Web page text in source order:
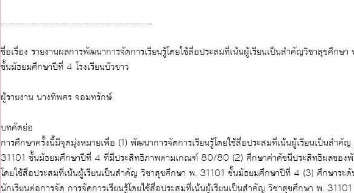
...................................................................................
ชื่อเรื่อง รายงานผลการพัฒนาการจัดการเรียนรู้โดยใช้สื่อประสมที่เน้นผู้เรียนเป็นสำคัญวิชาสุขศึกษา พ.31101 ของนักเรียน
ชั้นมัธยมศึกษาปีที่ 4 โรงเรียนบัวขาว
ผู้รายงาน นางทิพศร จอมทรักษ์
บทคัดย่อ
การศึกษาครั้งนี้มีจุดมุ่งหมายเพื่อ (1) พัฒนาการจัดการเรียนรู้โดยใช้สื่อประสมที่เน้นผู้เรียนเป็นสำคัญ วิชาสุขศึกษา พ.
31101 ชั้นมัธยมศึกษาปีที่ 4 ที่มีประสิทธิภาพตามเกณฑ์ 80/80 (2) ศึกษาค่าดัชนีประสิทธิผลของพัฒนาการจัดการเรียนรู้
โดยใช้สื่อประสมที่เน้นผู้เรียนเป็นสำคัญ วิชาสุขศึกษา พ. 31101 ชั้นมัธยมศึกษาปีที่ 4 (3) ศึกษาระดับความพึงพอใจของ
นักเรียนต่อการจัด การจัดการเรียนรู้โดยใช้สื่อประสมที่เน้นผู้เรียนเป็นสำคัญ วิชาสุขศึกษา พ. 31101 ชั้นมัธยมศึกษาปีที่ 4